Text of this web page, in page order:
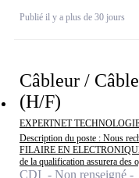
Publié il y a plus de 30 jours
Câbleur /
(H/F)
EXPERTNET
Description du poste : Nous
FILAIRE EN
de la qualification assurera des
CDI - Non renseigné